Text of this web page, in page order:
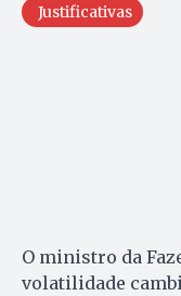
Justificativas
O ministro da
volatilidade